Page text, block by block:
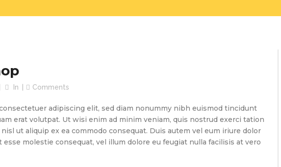
In Comments
adipiscing elit, sed diam nonummy nibh euismod tincidunt
erat volutpat. Ut wisi enim ad minim veniam, quis nostrud exerci tation
ut aliquip ex ea commodo consequat. Duis autem vel eum iriure dolor
molestie consequat, vel illum dolore eu feugiat nulla facilisis at vero